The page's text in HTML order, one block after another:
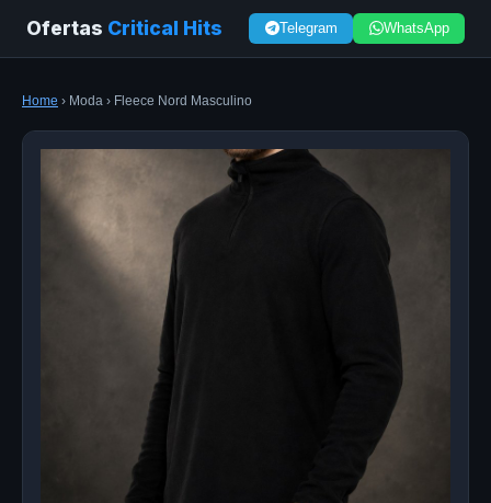
Ofertas Critical Hits Telegram WhatsApp
Home › Moda › Fleece Nord Masculino